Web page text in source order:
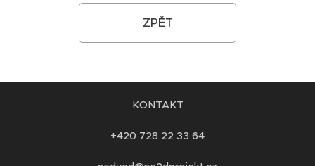
ZPĚT
KONTAKT
+420 728 22 33 64